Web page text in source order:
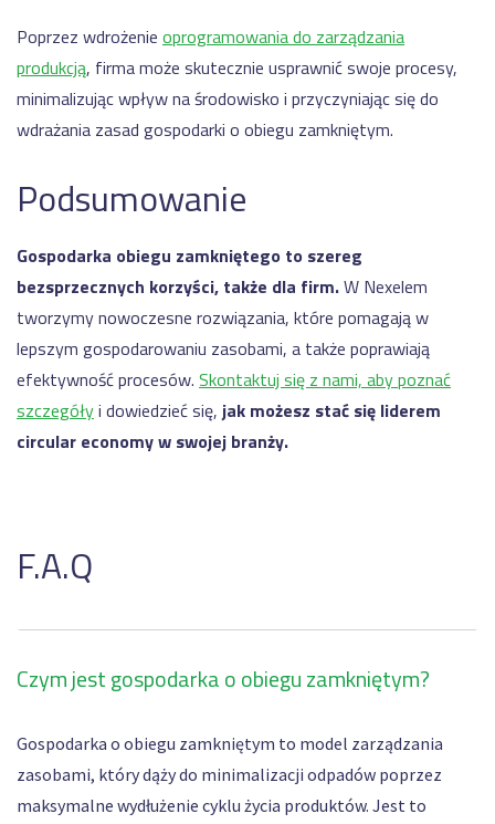
Poprzez wdrożenie oprogramowania do zarządzania
produkcją, firma może skutecznie usprawnić swoje procesy,
minimalizując wpływ na środowisko i przyczyniając się do
wdrażania zasad gospodarki o obiegu zamkniętym.
Podsumowanie
Gospodarka obiegu zamkniętego to szereg
bezsprzecznych korzyści, także dla firm.W Nexelem
tworzymy nowoczesne rozwiązania, które pomagają w
lepszym gospodarowaniu zasobami, a także poprawiają
efektywność procesów. Skontaktuj się z nami, aby poznać
szczegółyi dowiedzieć się, jak możesz stać się liderem
circular economy w swojej branży.
F.A.Q
Czym jest gospodarka o obiegu zamkniętym?
Gospodarka o obiegu zamkniętym to model zarządzania
zasobami, który dąży do minimalizacji odpadów poprzez
maksymalne wydłużenie cyklu życia produktów. Jest to